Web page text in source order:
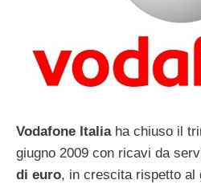
Vodafone Italiaha chiuso il
giugno 2009 con ricavi da
di euro, in crescita rispetto al